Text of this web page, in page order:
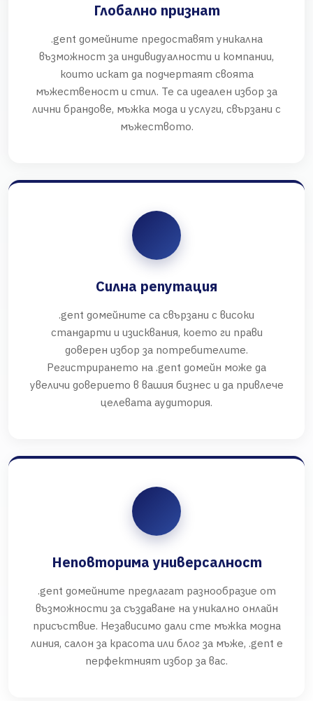
Глобално признат
.gent домейните предоставят уникална
възможност за индивидуалности и компании,
които искат да подчертаят своята
мъжественост и стил. Те са идеален избор за
лични брандове, мъжка мода и услуги, свързани с
мъжеството.
Силна репутация
.gent домейните са свързани с високи
стандарти и изисквания, което ги прави
доверен избор за потребителите.
Регистрирането на .gent домейн може да
увеличи доверието в вашия бизнес и да привлече
целевата аудитория.
Неповторима универсалност
.gent домейните предлагат разнообразие от
възможности за създаване на уникално онлайн
присъствие. Независимо дали сте мъжка модна
линия, салон за красота или блог за мъже, .gent е
перфектният избор за вас.